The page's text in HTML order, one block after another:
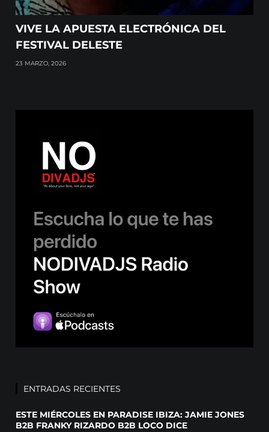
VIVE LA APUESTA ELECTRÓNICA DEL
FESTIVAL DELESTE
23 MARZO, 2026
ENTRADAS RECIENTES
ESTE MIÉRCOLES EN PARADISE IBIZA: JAMIE JONES
B2B FRANKY RIZARDO B2B LOCO DICE